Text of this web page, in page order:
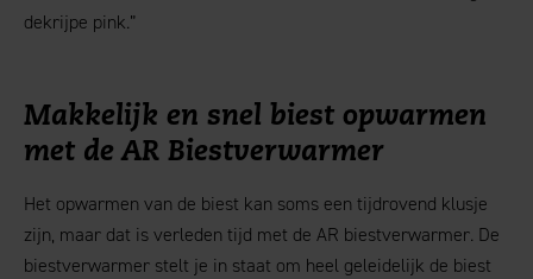
dekrijpe pink.”
Makkelijk en snel biest opwarmen
met de AR Biestverwarmer
Het opwarmen van de biest kan soms een tijdrovend klusje
zijn, maar dat is verleden tijd met de AR biestverwarmer. De
biestverwarmer stelt je in staat om heel geleidelijk de biest